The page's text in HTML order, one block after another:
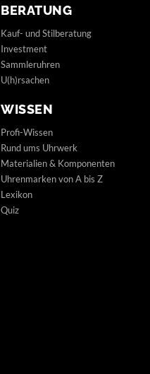
BERATUNG
Kauf- und Stilberatung
Investment
Sammleruhren
U(h)rsachen
WISSEN
Profi-Wissen
Rund ums Uhrwerk
Materialien & Komponenten
Uhrenmarken von A bis Z
Lexikon
Quiz